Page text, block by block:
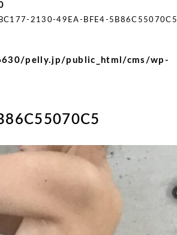
2130-49EA-BFE4-5B86C55070C5
pelly.jp/public_html/cms/wp-